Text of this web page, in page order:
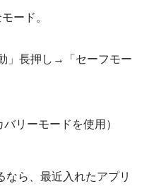
ード。
」長押し→「セーフモー
リーモードを使用）
なら、最近入れたアプリ